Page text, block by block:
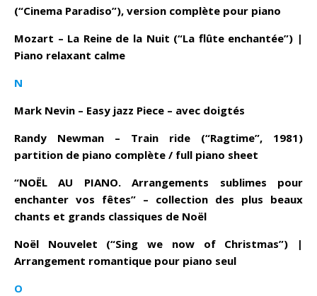
(“Cinema Paradiso”), version complète pour piano
Mozart – La Reine de la Nuit (“La flûte enchantée”) |
Piano relaxant calme
N
Mark Nevin – Easy jazz Piece – avec doigtés
Randy Newman – Train ride (“Ragtime”, 1981)
partition de piano complète / full piano sheet
“NOËL AU PIANO. Arrangements sublimes pour
enchanter vos fêtes” – collection des plus beaux
chants et grands classiques de Noël
Noël Nouvelet (“Sing we now of Christmas”) |
Arrangement romantique pour piano seul
O